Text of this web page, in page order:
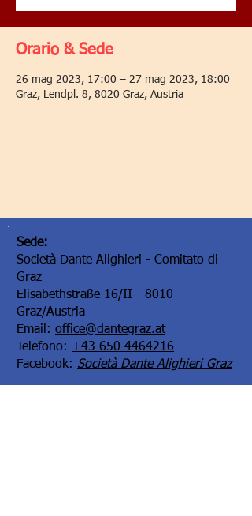
Orario & Sede
26 mag 2023, 17:00 – 27 mag 2023, 18:00
Graz, Lendpl. 8, 8020 Graz, Austria
Sede:
Società Dante Alighieri - Comitato di
Graz
Elisabethstraße 16/II - 8010
Graz/Austria
Email: office@dantegraz.at
Telefono: +43 650 4464216
Facebook: Società Dante Alighieri Graz